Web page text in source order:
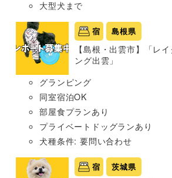
大型犬まで
宿 島根県
【島根・出雲市】「レ
ング出雲」
グランピング
同室宿泊OK
部屋食プランあり
プライベートドッグランあり
犬種条件: 要問い合わせ
宿 茨城県